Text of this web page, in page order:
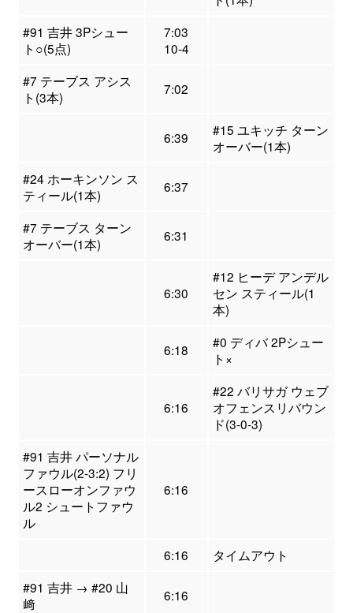
#91 吉井 3Pシュー
ト○(5点)
7:03
10-4
#7 テーブス アシス
ト(3本)
7:02
6:39
#15 ユキッチ ターン
オーバー(1本)
#24 ホーキンソン ス
ティール(1本)
6:37
#7 テーブス ターン
オーバー(1本)
6:31
6:30
#12 ヒーデ アンデル
セン スティール(1
本)
6:18
#0 ディバ 2Pシュー
ト×
6:16
#22 バリサガ ウェブ
オフェンスリバウン
ド(3-0-3)
#91 吉井 パーソナル
ファウル(2-3:2) フリ
ースローオンファウ
ル2 シュートファウ
ル
6:16
6:16
タイムアウト
#91 吉井 → #20 山
﨑
6:16